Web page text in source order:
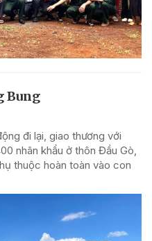
Bung
đi lại, giao thương với
nhân khẩu ở thôn Đầu Gò,
thuộc hoàn toàn vào con